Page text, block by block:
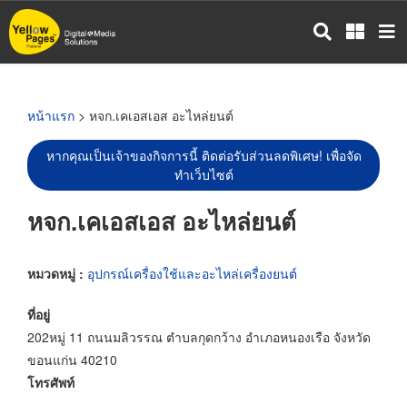
ข้าม
ไป
หน้าแรก > หจก.เคเอสเอส อะไหล่ยนต์
หากคุณเป็นเจ้าของกิจการนี้ ติดต่อรับส่วนลดพิเศษ! เพื่อจัด
ทำเว็บไซต์
หจก.เคเอสเอส อะไหล่ยนต์
หมวดหมู่ : อุปกรณ์เครื่องใช้และอะไหล่เครื่องยนต์
ที่อยู่
202หมู่ 11 ถนนมลิวรรณ ตำบลกุดกว้าง อำเภอหนองเรือ จังหวัด
ขอนแก่น 40210
โทรศัพท์